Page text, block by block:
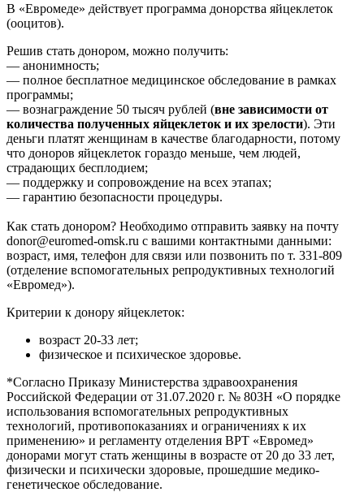
В «Евромеде» действует программа донорства яйцеклеток
(ооцитов).
Решив стать донором, можно получить:
— анонимность;
— полное бесплатное медицинское обследование в рамках
программы;
— вознаграждение 50 тысяч рублей (вне зависимости от
количества полученных яйцеклеток и их зрелости). Эти
деньги платят женщинам в качестве благодарности, потому
что доноров яйцеклеток гораздо меньше, чем людей,
страдающих бесплодием;
— поддержку и сопровождение на всех этапах;
— гарантию безопасности процедуры.
Как стать донором? Необходимо отправить заявку на почту
donor@euromed-omsk.ru с вашими контактными данными:
возраст, имя, телефон для связи или позвонить по т. 331-809
(отделение вспомогательных репродуктивных технологий
«Евромед»).
Критерии к донору яйцеклеток:
возраст 20-33 лет;
физическое и психическое здоровье.
*Согласно Приказу Министерства здравоохранения
Российской Федерации от 31.07.2020 г. № 803Н «О порядке
использования вспомогательных репродуктивных
технологий, противопоказаниях и ограничениях к их
применению» и регламенту отделения ВРТ «Евромед»
донорами могут стать женщины в возрасте от 20 до 33 лет,
физически и психически здоровые, прошедшие медико-
генетическое обследование.